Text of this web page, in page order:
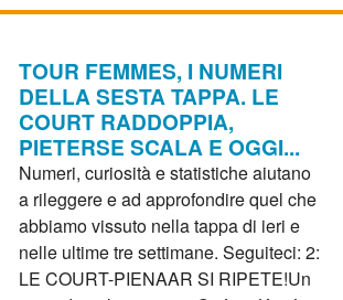
TOUR FEMMES, I NUMERI
DELLA SESTA TAPPA. LE
COURT RADDOPPIA,
PIETERSE SCALA E OGGI...
Numeri, curiosità e statistiche aiutano
a rileggere e ad approfondire quel che
abbiamo vissuto nella tappa di ieri e
nelle ultime tre settimane. Seguiteci: 2:
LE COURT-PIENAAR SI RIPETE!Un